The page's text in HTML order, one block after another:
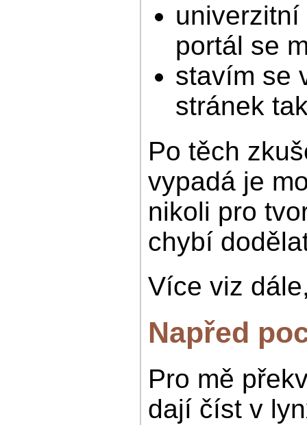
portál se
stavím se
stránek
Po těch
vypadá je
nikoli pro
chybí
Více viz
Napřed
Pro mě
dají číst v